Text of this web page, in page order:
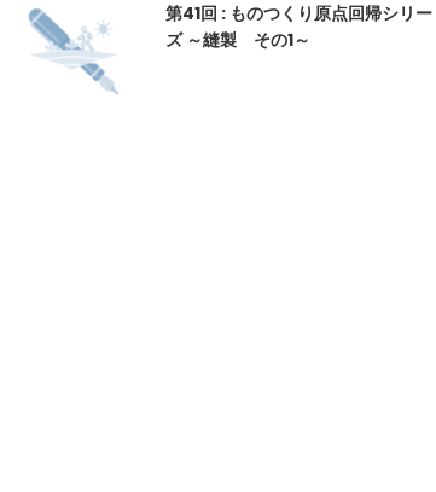
第41回 : ものつくり原点回帰シリー
ズ ～縫製 その1～